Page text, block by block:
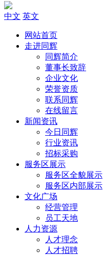
中文 英文
网站首页
走进同辉
同辉简介
董事长致辞
企业文化
荣誉资质
联系同辉
在线留言
新闻资讯
今日同辉
行业资讯
招标采购
服务区展示
服务区全貌展示
服务区内部展示
文化广场
经营管理
员工天地
人力资源
人才理念
人才招聘